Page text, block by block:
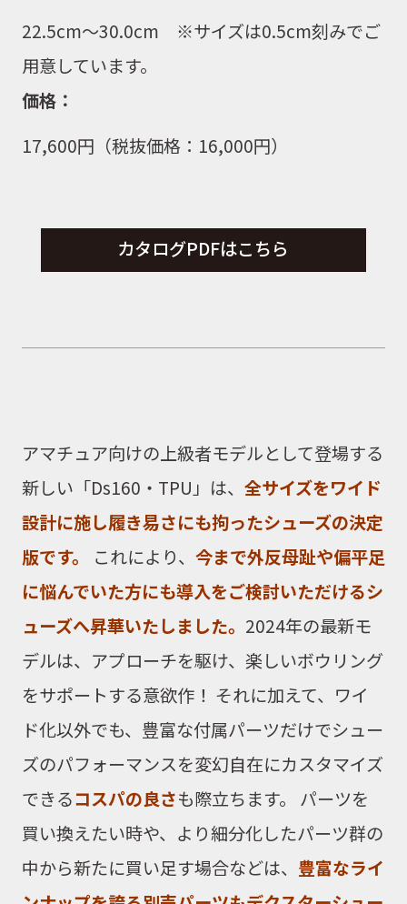
22.5cm〜30.0cm ※サイズは0.5cm刻みでご
用意しています。
価格：
17,600円（税抜価格：16,000円）
カタログPDFはこちら
アマチュア向けの上級者モデルとして登場する
新しい「Ds160・TPU」は、 全サイズをワイド
設計に施し履き易さにも拘ったシューズの決定
版です。
これにより、 今まで外反母趾や偏平足
に悩んでいた方にも導入をご検討いただけるシ
ューズへ昇華いたしました。 2024年の最新モ
デルは、アプローチを駆け、楽しいボウリング
をサポートする意欲作！ それに加えて、ワイ
ド化以外でも、豊富な付属パーツだけでシュー
ズのパフォーマンスを変幻自在にカスタマイズ
できるコスパの良さも際立ちます。 パーツを
買い換えたい時や、より細分化したパーツ群の
中から新たに買い足す場合などは、 豊富なライ